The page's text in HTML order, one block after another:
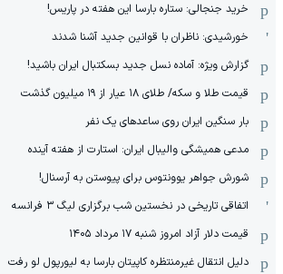
خرید جنجالی: ستاره بارسا این هفته در پاریس!
خورشیدی: ناظران با قوانین جدید آشنا شدند
گزارش ویژه‌: آماده نسل جدید بسکتبال ایران باشید!
قیمت طلا و سکه/ طلای ۱۸ عیار از ۱۹ میلیون گذشت
بار سنگین ایران روی ساعدهای یک نفر
مدعی همیشگی والیبال ایران: استارت از هفته آینده
شورش جواهر یوونتوس برای پیوستن به آرسنال!
اتفاقی تاریخی در نخستین شب برگزاری لیگ ۳ فرانسه
قیمت دلار آزاد امروز شنبه ۱۷ مرداد ۱۴۰۵
دلیل انتقال غیرمنتظره کاپیتان بارسا به لیورپول لو رفت